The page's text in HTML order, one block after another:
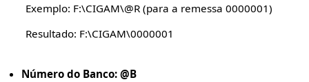
Exemplo: F:\CIGAM\@R (para a remessa 0000001)
Resultado: F:\CIGAM\0000001
Número do Banco: @B